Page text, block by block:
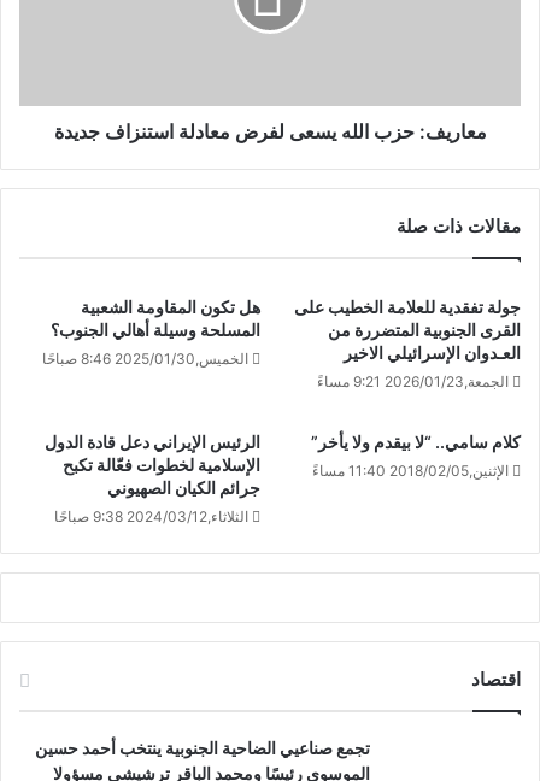
معاريف: حزب الله يسعى لفرض معادلة استنزاف جديدة
مقالات ذات صلة
جولة تفقدية للعلامة الخطيب على
القرى الجنوبية المتضررة من
العـدوان الإسرائيلي الاخير
الجمعة,2026/01/23 9:21 مساءً
هل تكون المقاومة الشعبية
المسلحة وسيلة أهالي الجنوب؟
الخميس,2025/01/30 8:46 صباحًا
كلام سامي.. “لا بيقدم ولا يأخر”
الإثنين,2018/02/05 11:40 مساءً
الرئيس الإيراني دعل قادة الدول
الإسلامية لخطوات فعّالة تكبح
جرائم الكيان الصهيوني
الثلاثاء,2024/03/12 9:38 صباحًا
اقتصاد
تجمع صناعيي الضاحية الجنوبية ينتخب أحمد حسين
الموسوي رئيسًا ومحمد الباقر ترشيشي مسؤولا